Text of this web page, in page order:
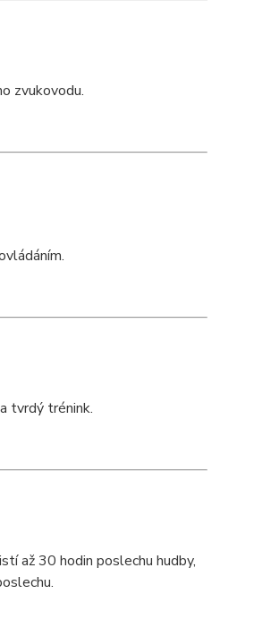
zvukovodu.
tvrdý trénink.
až 30 hodin poslechu hudby,